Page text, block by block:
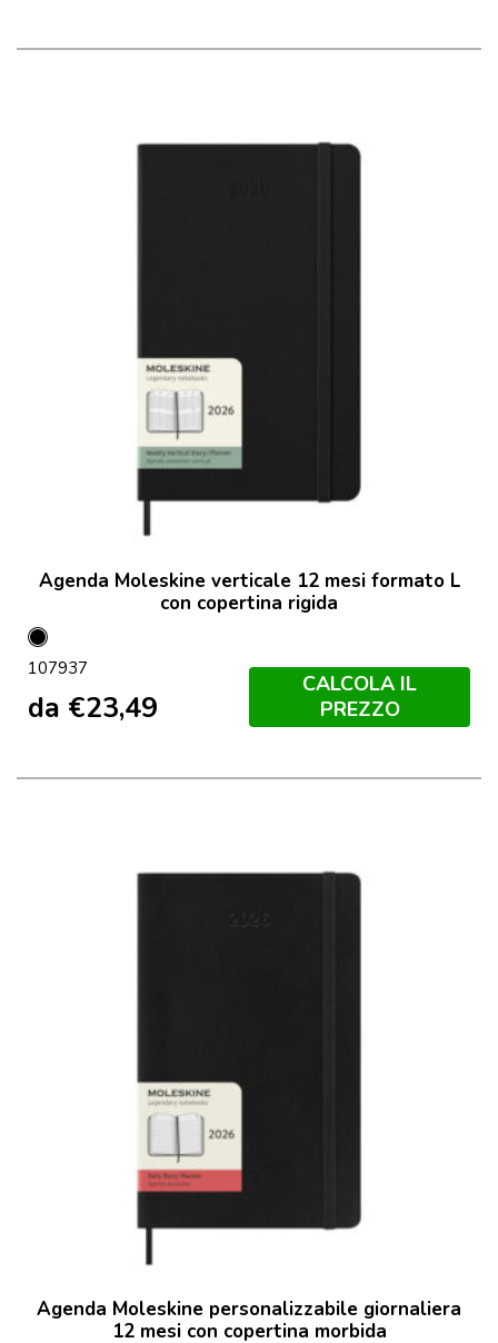
Agenda Moleskine verticale 12 mesi formato L
con copertina rigida
Nero
107937
da €23,49
CALCOLA IL
PREZZO
Agenda Moleskine personalizzabile giornaliera
12 mesi con copertina morbida